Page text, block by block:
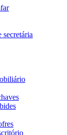
secretária